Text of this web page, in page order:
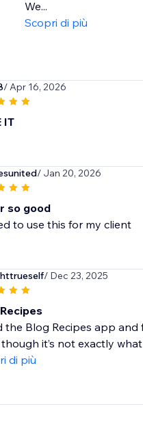
We...
Scopri di più
/ Apr 16, 2026
IT
/ Jan 20, 2026
so good
to use this for my client
/ Dec 23, 2025
the Blog Recipes app and
it’s not exactly
di più